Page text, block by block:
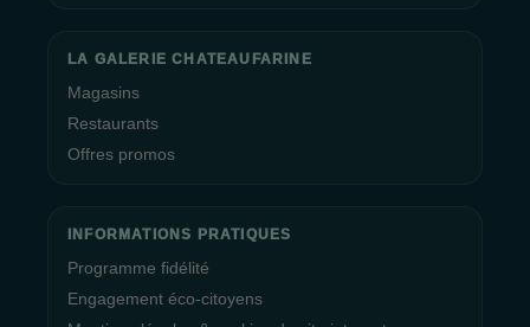
LA GALERIE CHATEAUFARINE
Magasins
Restaurants
Offres promos
INFORMATIONS PRATIQUES
Programme fidélité
Engagement éco-citoyens